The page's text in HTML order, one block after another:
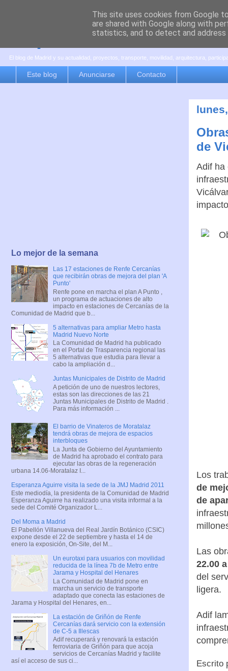
es por madrid
El blog de Madrid y su actualidad, proyectos, transporte, movilidad, arquitectura,
Este blog Anunciarse Contacto
de
Adif ha
Los
de
de
Las
22.00
del
ligera.
Adif
Escrito
Lo mejor de la semana
Las 17 estaciones de Renfe Cercanías
que recibirán obras de mejora del plan 'A
Punto'
Renfe pone en marcha el plan A Punto ,
un programa de actuaciones de alto
impacto en estaciones de Cercanías de la
Comunidad de Madrid que b...
5 alternativas para ampliar Metro hasta
Madrid Nuevo Norte
La Comunidad de Madrid ha publicado
en el Portal de Trasparencia regional las
5 alternativas que estudia para llevar a
cabo la ampliación d...
Juntas Municipales de Distrito de Madrid
A petición de uno de nuestros lectores,
estas son las direcciones de las 21
Juntas Municipales de Distrito de Madrid .
Para más información ...
El barrio de Vinateros de Moratalaz
tendrá obras de mejora de espacios
interbloques
La Junta de Gobierno del Ayuntamiento
de Madrid ha aprobado el contrato para
ejecutar las obras de la regeneración
urbana 14.06-Moratalaz I...
Esperanza Aguirre visita la sede de la JMJ Madrid 2011
Este mediodía, la presidenta de la Comunidad de Madrid
Esperanza Aguirre ha realizado una visita informal a la
sede del Comité Organizador L...
Del Moma a Madrid
El Pabellón Villanueva del Real Jardín Botánico (CSIC)
expone desde el 22 de septiembre y hasta el 14 de
enero la exposición, On-Site, del M...
Un eurotaxi para usuarios con movilidad
reducida de la línea 7b de Metro entre
Jarama y Hospital del Henares
La Comunidad de Madrid pone en
marcha un servicio de transporte
adaptado que conecta las estaciones de
Jarama y Hospital del Henares, en...
La estación de Griñón de Renfe
Cercanías dará servicio con la extensión
de C-5 a Illescas
Adif recuperará y renovará la estación
ferroviaria de Griñón para que acoja
servicios de Cercanías Madrid y facilite
así el acceso de sus ci...
This site uses cookies from Google
are shared with Google along with
statistics, and to detect and address